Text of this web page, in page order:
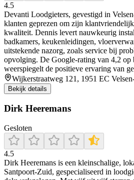
4.5
Devanti Loodgieters, gevestigd in
klanten geprezen om zijn
kwaliteit. Dennis levert nauwkeurig
badkamers, keukenleidingen,
uitstekende nazorg, zoals service bij
opvolging. De Google‑rating van 4,2 op
weerspiegelt de positieve ervaring van
Wijkerstraatweg 121, 1951 EC
Bekijk details
Dirk Heeremans
Gesloten
4.5
Dirk Heeremans is een kleinschalige,
Santpoort‑Zuid, gespecialiseerd in